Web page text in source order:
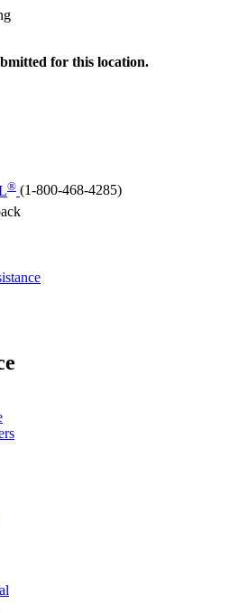
for this location.
® (1-800-468-4285)